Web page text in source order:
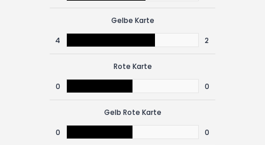
Gelbe Karte
4
2
Rote Karte
0
0
Gelb Rote Karte
0
0